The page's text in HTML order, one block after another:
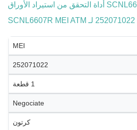
SCNL6607R RS232 MEI أداة التحقق من استيراد الأوراق
MEI
252071022
1 قطعة
Negociate
كرتون